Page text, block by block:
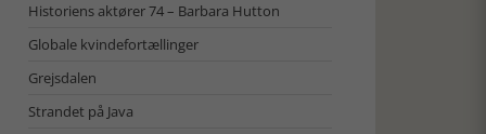
Historiens aktører 74 – Barbara Hutton
Globale kvindefortællinger
Grejsdalen
Strandet på Java